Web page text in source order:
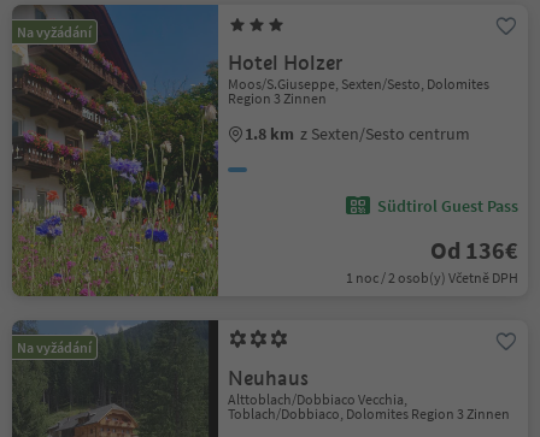
Na vyžádání
Hotel Holzer
Moos/S.Giuseppe, Sexten/Sesto, Dolomites
Region 3 Zinnen
1.8 km z Sexten/Sesto centrum
Südtirol Guest Pass
Od 136€
1 noc / 2 osob(y) Včetně DPH
Na vyžádání
Neuhaus
Alttoblach/Dobbiaco Vecchia,
Toblach/Dobbiaco, Dolomites Region 3 Zinnen